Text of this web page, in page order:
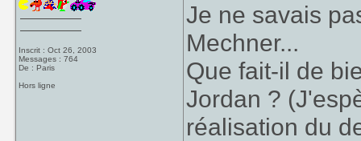
Inscrit : Oct 26, 2003
Messages : 764
De : Paris
Hors ligne
Je ne savais
Mechner...
Que fait-il de
Jordan ?
réalisation du